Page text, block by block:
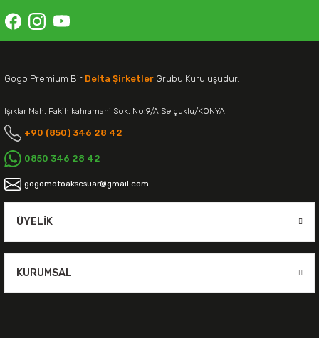
Gogo Premium Bir Delta Şirketler Grubu Kuruluşudur.
Işıklar Mah. Fakih kahramani Sok. No:9/A Selçuklu/KONYA
+90 (850) 346 28 42
0850 346 28 42
gogomotoaksesuar@gmail.com
ÜYELIK
KURUMSAL